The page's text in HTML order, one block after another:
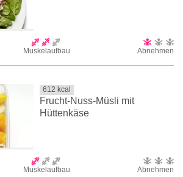
Muskelaufbau Abnehmen
612 kcal
Frucht-Nuss-Müsli mit
Hüttenkäse
Muskelaufbau Abnehmen